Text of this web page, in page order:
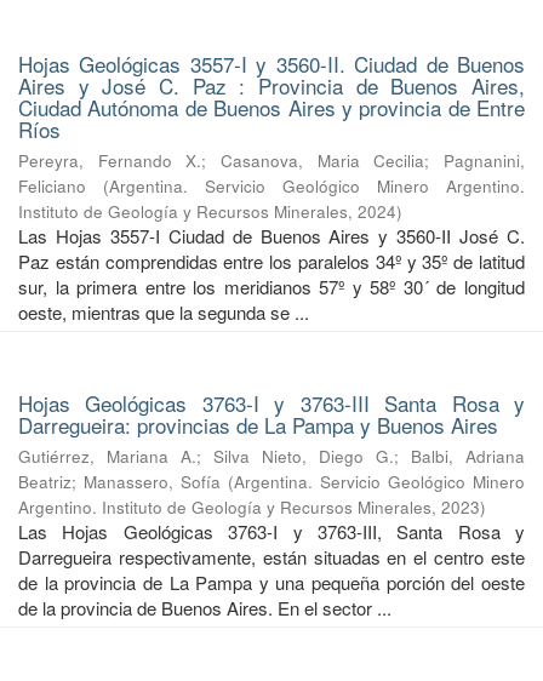
Hojas Geológicas 3557-I y 3560-II. Ciudad de Buenos
Aires y José C. Paz : Provincia de Buenos Aires,
Ciudad Autónoma de Buenos Aires y provincia de Entre
Ríos
Pereyra, Fernando X.;Casanova, Maria Cecilia; Pagnanini,
Feliciano
(Argentina. Servicio Geológico Minero Argentino.
Instituto de Geología y Recursos Minerales, 2024)
Las Hojas 3557-I Ciudad de Buenos Aires y 3560-II José C.
Paz están comprendidas entre los paralelos 34º y 35º de latitud
sur, la primera entre los meridianos 57º y 58º 30´ de longitud
oeste, mientras que la segunda se ...
Hojas Geológicas 3763-I y 3763-III Santa Rosa y
Darregueira: provincias de La Pampa y Buenos Aires
Gutiérrez, Mariana A.; Silva Nieto, Diego G.; Balbi, Adriana
Beatriz; Manassero, Sofía (Argentina. Servicio Geológico Minero
Argentino. Instituto de Geología y Recursos Minerales, 2023)
Las Hojas Geológicas 3763-I y 3763-III, Santa Rosa y
Darregueira respectivamente, están situadas en el centro este
de la provincia de La Pampa y una pequeña porción del oeste
de la provincia de Buenos Aires. En el sector ...